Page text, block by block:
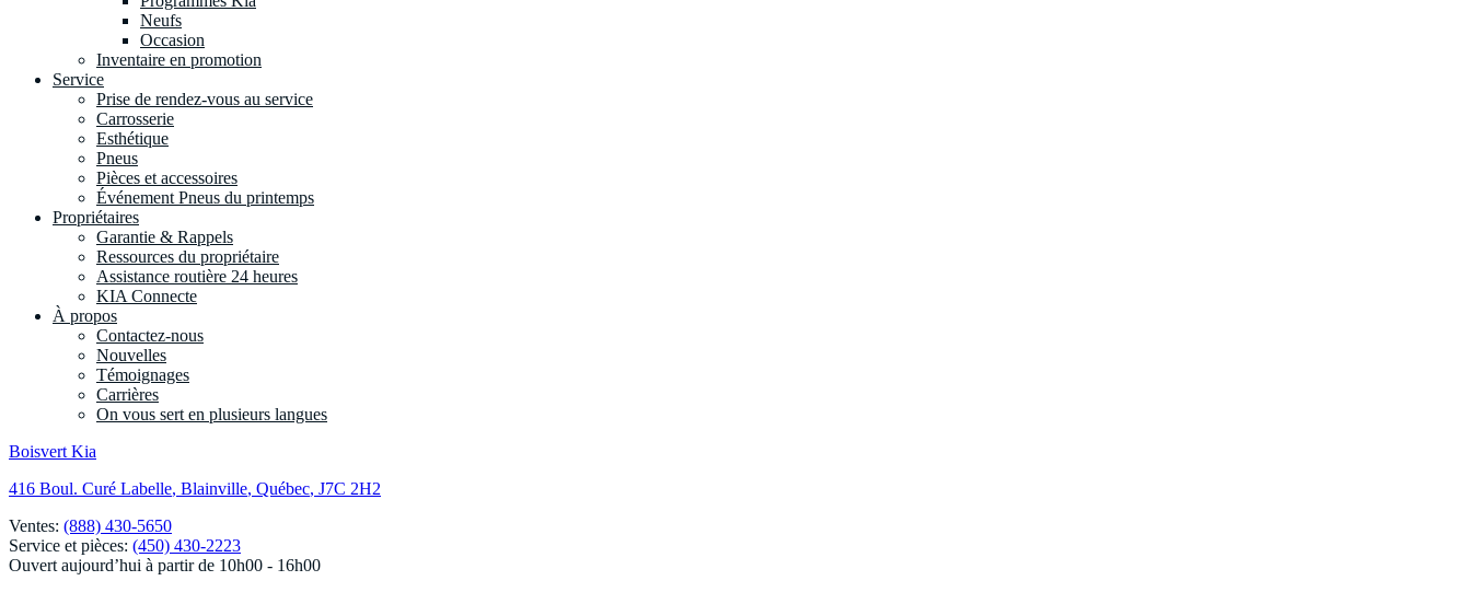
Neufs
Occasion
Inventaire en promotion
Service
Prise de rendez-vous au service
Carrosserie
Esthétique
Pneus
Pièces et accessoires
Événement Pneus du printemps
Propriétaires
Garantie & Rappels
Ressources du propriétaire
Assistance routière 24 heures
KIA Connecte
À propos
Contactez-nous
Nouvelles
Témoignages
Carrières
On vous sert en plusieurs langues
Boisvert Kia
416 Boul. Curé Labelle, Blainville, Québec, J7C 2H2
Ventes: (888) 430-5650
Service et pièces: (450) 430-2223
Ouvert aujourd’hui à partir de 10h00 - 16h00